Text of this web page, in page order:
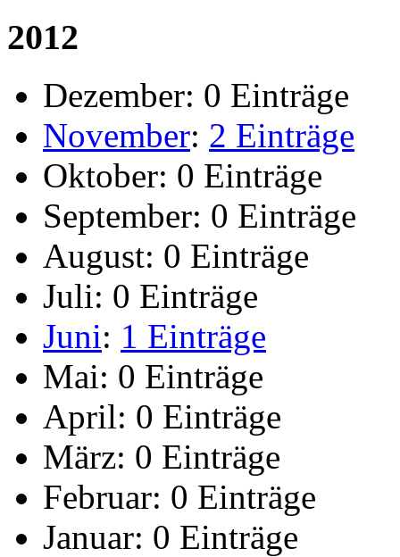
2012
Dezember: 0 Einträge
November: 2 Einträge
Oktober: 0 Einträge
September: 0 Einträge
August: 0 Einträge
Juli: 0 Einträge
Juni: 1 Einträge
Mai: 0 Einträge
April: 0 Einträge
März: 0 Einträge
Februar: 0 Einträge
Januar: 0 Einträge